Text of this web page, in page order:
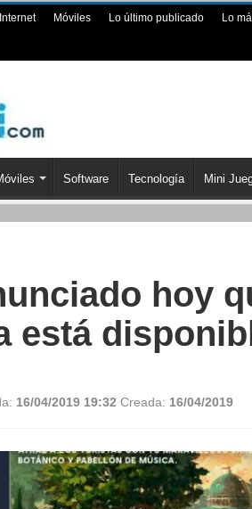
Internet Móviles Lo último publicado Lo
Software Tecnología Mini
hoy
está
16/04/2019 19:32 Creada: 16/04/2019